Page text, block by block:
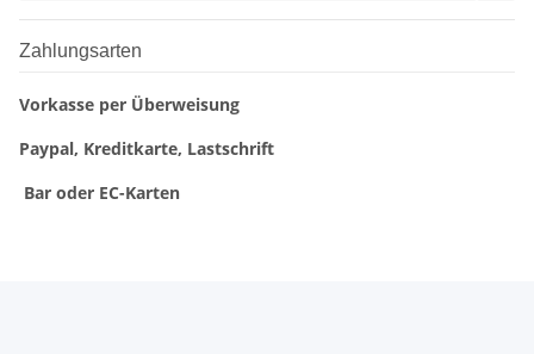
Zahlungsarten
Vorkasse per Überweisung
Paypal, Kreditkarte, Lastschrift
Bar oder EC-Karten